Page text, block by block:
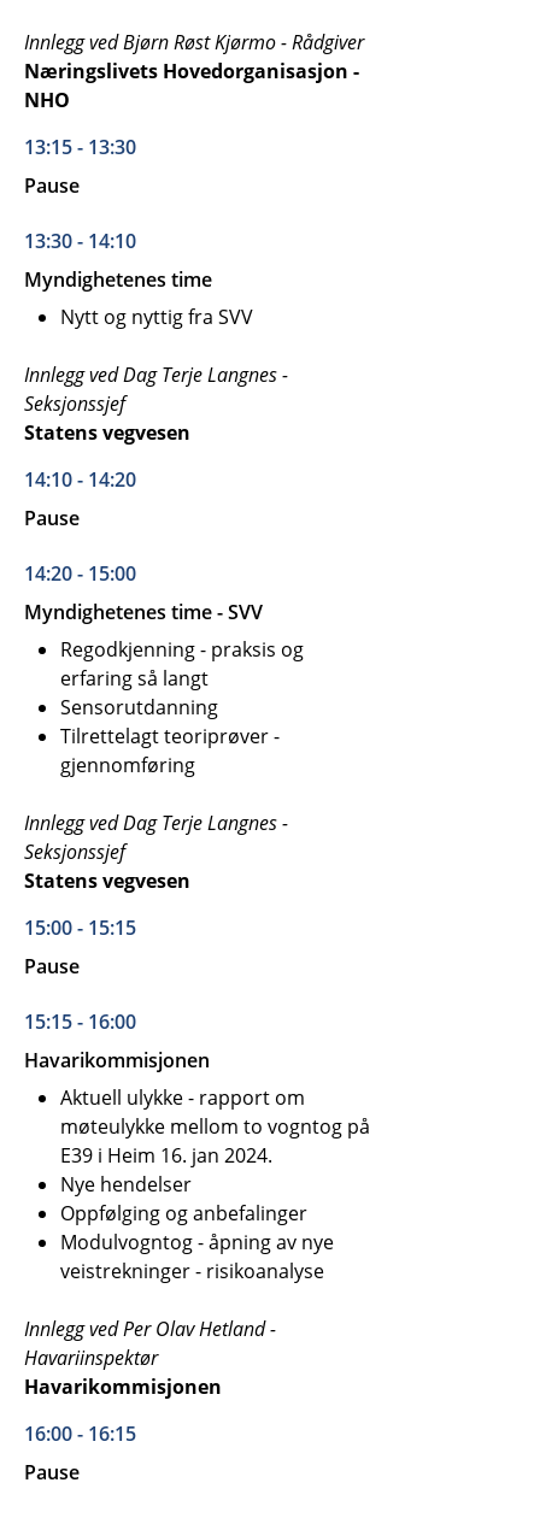
Innlegg ved Bjørn Røst Kjørmo - Rådgiver
Næringslivets Hovedorganisasjon -
NHO
13:15 - 13:30
Pause
13:30 - 14:10
Myndighetenes time
Nytt og nyttig fra SVV
Innlegg ved Dag Terje Langnes -
Seksjonssjef
Statens vegvesen
14:10 - 14:20
Pause
14:20 - 15:00
Myndighetenes time - SVV
Regodkjenning - praksis og
erfaring så langt
Sensorutdanning
Tilrettelagt teoriprøver -
gjennomføring
Innlegg ved Dag Terje Langnes -
Seksjonssjef
Statens vegvesen
15:00 - 15:15
Pause
15:15 - 16:00
Havarikommisjonen
Aktuell ulykke - rapport om
møteulykke mellom to vogntog på
E39 i Heim 16. jan 2024.
Nye hendelser
Oppfølging og anbefalinger
Modulvogntog - åpning av nye
veistrekninger - risikoanalyse
Innlegg ved Per Olav Hetland -
Havariinspektør
Havarikommisjonen
16:00 - 16:15
Pause